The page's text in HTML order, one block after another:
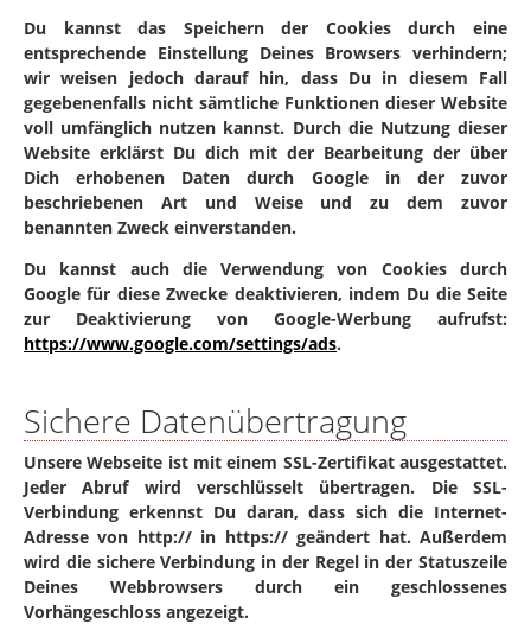
Du kannst das Speichern der Cookies durch eine
entsprechende Einstellung Deines Browsers verhindern;
wir weisen jedoch darauf hin, dass Du in diesem Fall
gegebenenfalls nicht sämtliche Funktionen dieser Website
voll umfänglich nutzen kannst. Durch die Nutzung dieser
Website erklärst Du dich mit der Bearbeitung der über
Dich erhobenen Daten durch Google in der zuvor
beschriebenen Art und Weise und zu dem zuvor
benannten Zweck einverstanden.
Du kannst auch die Verwendung von Cookies durch
Google für diese Zwecke deaktivieren, indem Du die Seite
zur Deaktivierung von Google-Werbung aufrufst:
https://www.google.com/settings/ads.
Sichere Datenübertragung
Unsere Webseite ist mit einem SSL-Zertifikat ausgestattet.
Jeder Abruf wird verschlüsselt übertragen. Die SSL-
Verbindung erkennst Du daran, dass sich die Internet-
Adresse von http:// in https:// geändert hat. Außerdem
wird die sichere Verbindung in der Regel in der Statuszeile
Deines Webbrowsers durch ein geschlossenes
Vorhängeschloss angezeigt.